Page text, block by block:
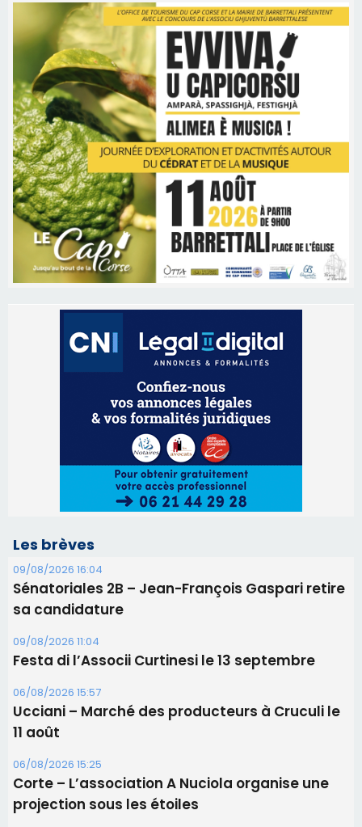
Les brèves
09/08/2026 16:04
Sénatoriales 2B – Jean-François Gaspari retire
sa candidature
09/08/2026 11:04
Festa di l’Associi Curtinesi le 13 septembre
06/08/2026 15:57
Ucciani – Marché des producteurs à Cruculi le
11 août
06/08/2026 15:25
Corte – L’association A Nuciola organise une
projection sous les étoiles